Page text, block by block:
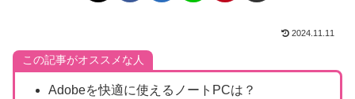
2024.11.11
この記事がオススメな人
Adobeを快適に使えるノートPCは？